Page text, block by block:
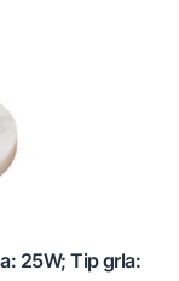
25W; Tip grla: